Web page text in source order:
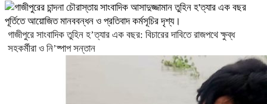
গাজীপুরে সাংবাদিক তুহিন হ’ত্যার এক বছর: বিচারের দাবিতে রাজপথে ক্ষুব্ধ
সহকর্মীরা ও নি’ষ্পাপ সন্তান